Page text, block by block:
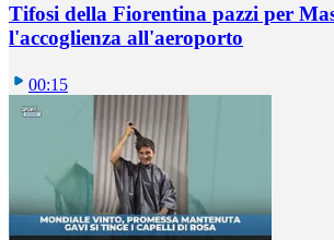
Tifosi della Fiorentina pazzi per
l'accoglienza all'aeroporto
00:15